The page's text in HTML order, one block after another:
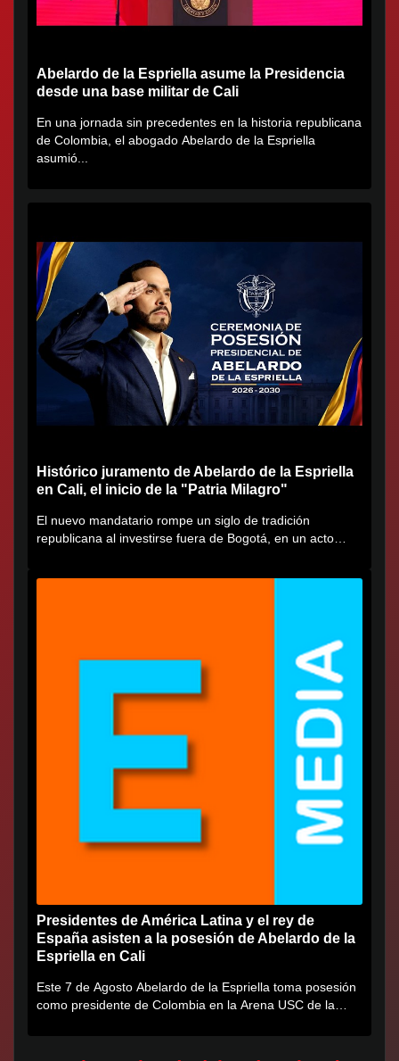
Abelardo de la Espriella asume la Presidencia
desde una base militar de Cali
En una jornada sin precedentes en la historia republicana
de Colombia, el abogado Abelardo de la Espriella
asumió...
Histórico juramento de Abelardo de la Espriella
en Cali, el inicio de la "Patria Milagro"
El nuevo mandatario rompe un siglo de tradición
republicana al investirse fuera de Bogotá, en un acto
Presidentes de América Latina y el rey de
España asisten a la posesión de Abelardo de la
Espriella en Cali
Este 7 de Agosto Abelardo de la Espriella toma posesión
como presidente de Colombia en la Arena USC de la